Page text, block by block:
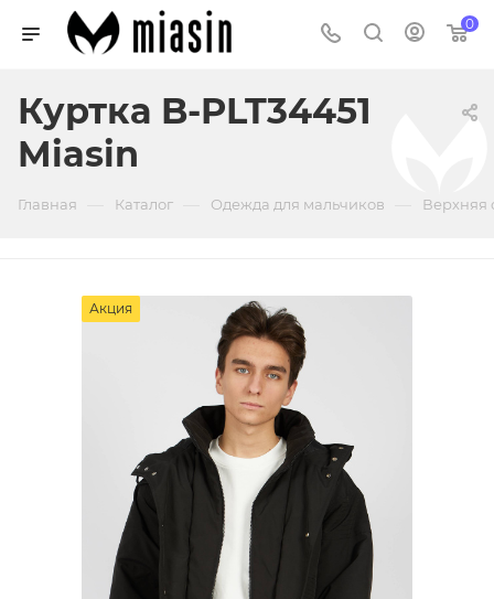
0
Куртка B-PLT34451
Miasin
Главная Каталог Одежда для мальчиков Верхняя
Акция